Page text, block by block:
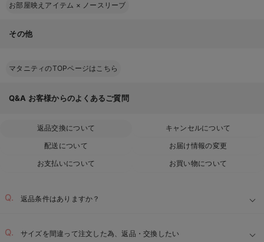
お部屋映えアイテム × ノースリーブ
その他
マタニティのTOPページはこちら
Q&A お客様からのよくあるご質問
返品交換について
キャンセルについて
配送について
お届け情報の変更
お支払いについて
お買い物について
返品条件はありますか？
サイズを間違って注文した為、返品・交換したい